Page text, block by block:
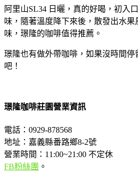
阿里山SL34 日曬，真的好喝，初入
味，隨著溫度降下來後，散發出水
味，璟隆的咖啡值得推薦。
璟隆也有做外帶咖啡，如果沒時間
吧！
璟隆咖啡莊園營業資訊
電話：0929-878568
地址：嘉義縣番路鄉8-2號
營業時間：11:00~21:00 不定休
FB粉絲團 。